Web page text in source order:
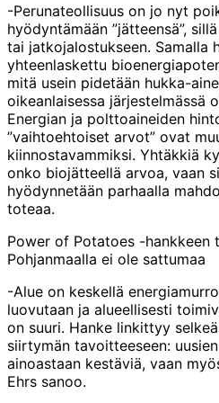
-Perunateollisuus on jo nyt
hyödyntämään ”jätteensä”,
tai jatkojalostukseen. Samalla
yhteenlaskettu
mitä usein pidetään hukka-
oikeanlaisessa järjestelmässä
Energian ja polttoaineiden
”vaihtoehtoiset arvot” ovat
kiinnostavammiksi. Yhtäkkiä
onko biojätteellä arvoa, vaan
hyödynnetään parhaalla
toteaa.
Power of Potatoes -hankkeen
Pohjanmaalla ei ole sattumaa
-Alue on keskellä
luovutaan ja alueellisesti
on suuri. Hanke linkittyy
siirtymän tavoitteeseen:
ainoastaan kestäviä, vaan
Ehrs sanoo.